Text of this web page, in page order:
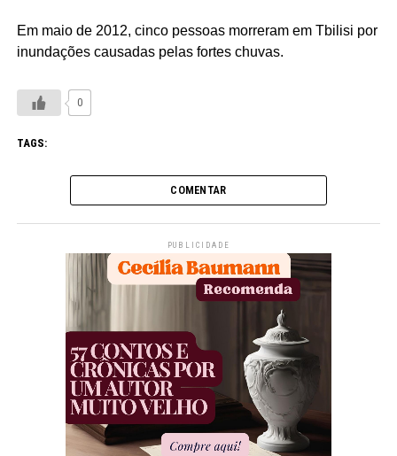
Em maio de 2012, cinco pessoas morreram em Tbilisi por
inundações causadas pelas fortes chuvas.
0
TAGS:
COMENTAR
PUBLICIDADE